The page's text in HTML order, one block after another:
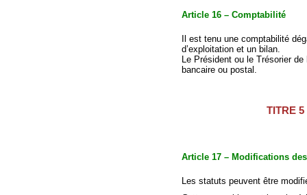
Article 16 – Comptabilité
Il est tenu une comptabilité
d’exploitation et un bilan.
Le Président ou le Trésorier
bancaire ou postal.
TITRE
Article 17 – Modifications
Les statuts peuvent être